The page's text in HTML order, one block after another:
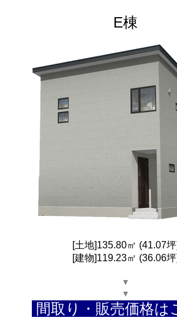
E棟
[土地]135.80㎡ (41.07
[建物]119.23㎡ (36.06
▾
▾
間取り・販売価格は